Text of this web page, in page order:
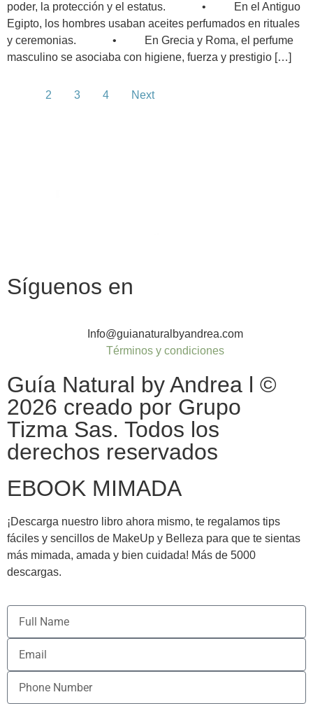
poder, la protección y el estatus. • En el Antiguo
Egipto, los hombres usaban aceites perfumados en rituales
y ceremonias. • En Grecia y Roma, el perfume
masculino se asociaba con higiene, fuerza y prestigio […]
2 3 4 Next
Síguenos en
Info@guianaturalbyandrea.com
Términos y condiciones
Guía Natural by Andrea l ©
2026 creado por Grupo
Tizma Sas. Todos los
derechos reservados
EBOOK MIMADA
¡Descarga nuestro libro ahora mismo, te regalamos tips
fáciles y sencillos de MakeUp y Belleza para que te sientas
más mimada, amada y bien cuidada! Más de 5000
descargas.